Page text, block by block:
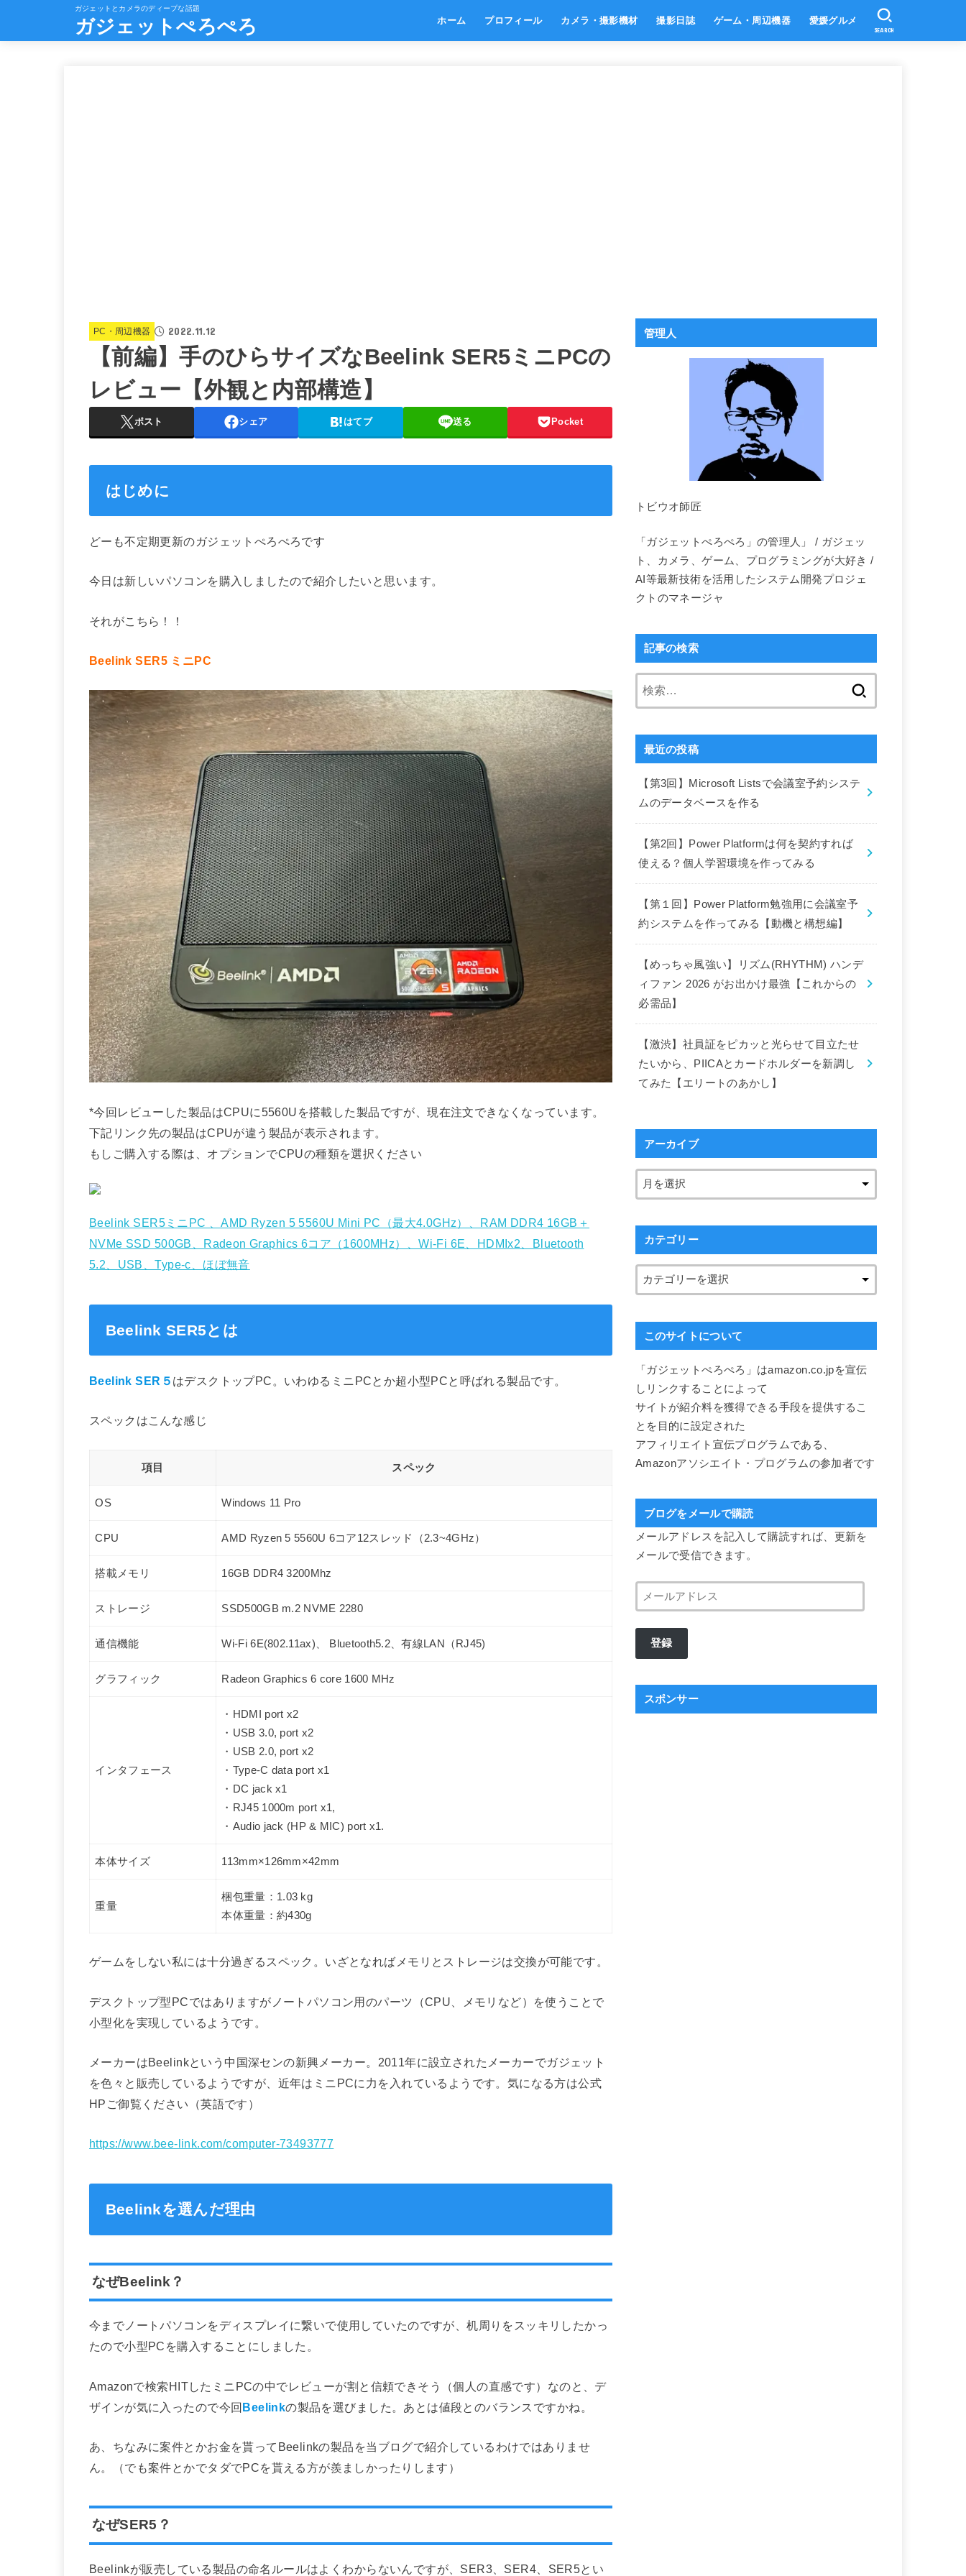
ガジェットとカメラのディープな話題
ガジェットぺろぺろ ホーム プロフィール カメラ・撮影機材 撮影日誌 ゲーム・周辺機器 愛媛グルメ
SEARCH
PC・周辺機器 2022.11.12
【前編】手のひらサイズなBeelink SER5ミニPCの
レビュー【外観と内部構造】
ポスト シェア はてブ 送る Pocket
はじめに
どーも不定期更新のガジェットぺろぺろです
今日は新しいパソコンを購入しましたので紹介したいと思います。
それがこちら！！
Beelink SER5 ミニPC
*今回レビューした製品はCPUに5560Uを搭載した製品ですが、現在注文できなくなっています。
下記リンク先の製品はCPUが違う製品が表示されます。
もしご購入する際は、オプションでCPUの種類を選択ください
Beelink SER5ミニPC 、AMD Ryzen 5 5560U Mini PC（最大4.0GHz）、RAM DDR4 16GB＋
NVMe SSD 500GB、Radeon Graphics 6コア（1600MHz）、Wi-Fi 6E、HDMIx2、Bluetooth
5.2、USB、Type-c、ほぼ無音
Beelink SER5とは
Beelink SER５ はデスクトップPC。いわゆるミニPCとか超小型PCと呼ばれる製品です。
スペックはこんな感じ
項目 スペック
OS Windows 11 Pro
CPU AMD Ryzen 5 5560U 6コア12スレッド（2.3~4GHz）
搭載メモリ 16GB DDR4 3200Mhz
ストレージ SSD500GB m.2 NVME 2280
通信機能 Wi-Fi 6E(802.11ax)、 Bluetooth5.2、有線LAN（RJ45)
グラフィック Radeon Graphics 6 core 1600 MHz
インタフェース
・HDMI port x2
・USB 3.0, port x2
・USB 2.0, port x2
・Type-C data port x1
・DC jack x1
・RJ45 1000m port x1,
・Audio jack (HP & MIC) port x1.
本体サイズ 113mm×126mm×42mm
重量
梱包重量：‎1.03 kg
本体重量：約430g
ゲームをしない私には十分過ぎるスペック。いざとなればメモリとストレージは交換が可能です。
デスクトップ型PCではありますがノートパソコン用のパーツ（CPU、メモリなど）を使うことで
小型化を実現しているようです。
メーカーはBeelinkという中国深センの新興メーカー。2011年に設立されたメーカーでガジェット
を色々と販売しているようですが、近年はミニPCに力を入れているようです。気になる方は公式
HPご御覧ください（英語です）
https://www.bee-link.com/computer-73493777
Beelinkを選んだ理由
なぜBeelink？
今までノートパソコンをディスプレイに繋いで使用していたのですが、机周りをスッキリしたかっ
たので小型PCを購入することにしました。
Amazonで検索HITしたミニPCの中でレビューが割と信頼できそう（個人の直感です）なのと、デ
ザインが気に入ったので今回Beelinkの製品を選びました。あとは値段とのバランスですかね。
あ、ちなみに案件とかお金を貰ってBeelinkの製品を当ブログで紹介しているわけではありませ
ん。（でも案件とかでタダでPCを貰える方が羨ましかったりします）
なぜSER5？
Beelinkが販売している製品の命名ルールはよくわからないんですが、SER3、SER4、SER5とい
管理人
トビウオ師匠
「ガジェットぺろぺろ」の管理人」 / ガジェッ
ト、カメラ、ゲーム、プログラミングが大好き /
AI等最新技術を活用したシステム開発プロジェ
クトのマネージャ
記事の検索
最近の投稿
【第3回】Microsoft Listsで会議室予約システ
ムのデータベースを作る
【第2回】Power Platformは何を契約すれば
使える？個人学習環境を作ってみる
【第１回】Power Platform勉強用に会議室予
約システムを作ってみる【動機と構想編】
【めっちゃ風強い】リズム(RHYTHM) ハンデ
ィファン 2026 がお出かけ最強【これからの
必需品】
【激渋】社員証をピカッと光らせて目立たせ
たいから、PIICAとカードホルダーを新調し
てみた【エリートのあかし】
アーカイブ
カテゴリー
このサイトについて
「ガジェットぺろぺろ」はamazon.co.jpを宣伝
しリンクすることによって
サイトが紹介料を獲得できる手段を提供するこ
とを目的に設定された
アフィリエイト宣伝プログラムである、
Amazonアソシエイト・プログラムの参加者です
ブログをメールで購読
メールアドレスを記入して購読すれば、更新を
メールで受信できます。
ー
ル
レ
ス
登録
スポンサー